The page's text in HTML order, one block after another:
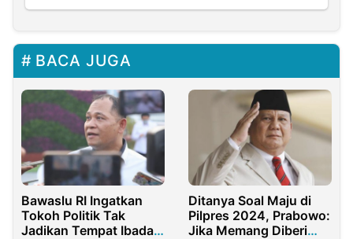
BACA JUGA
Bawaslu RI Ingatkan
Tokoh Politik Tak
Jadikan Tempat Ibadah
Ditanya Soal Maju di
Pilpres 2024, Prabowo:
Jika Memang Diberi